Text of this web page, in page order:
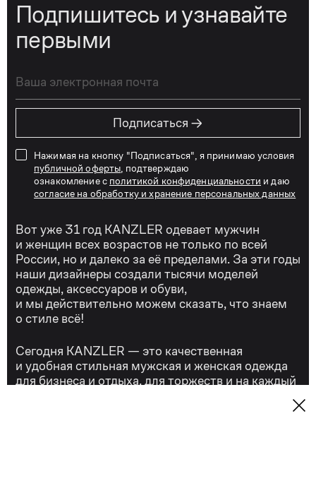
Подпишитесь и узнавайте
первыми
Подписаться →
Нажимая на кнопку "Подписаться", я принимаю условия
публичной оферты , подтверждаю
ознакомление с политикой конфиденциальности и даю
согласие на обработку и хранение персональных данных
Вот уже 31 год KANZLER одевает мужчин
и женщин всех возрастов не только по всей
России, но и далеко за её пределами. За эти годы
наши дизайнеры создали тысячи моделей
одежды, аксессуаров и обуви,
и мы действительно можем сказать, что знаем
о стиле всё!
Сегодня KANZLER — это качественная
и удобная стильная мужская и женская одежда
для бизнеса и отдыха, для торжеств и на каждый